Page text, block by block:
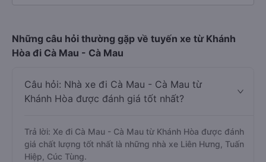
Những câu hỏi thường gặp về tuyến xe từ Khánh
Hòa đi Cà Mau - Cà Mau
Câu hỏi: Nhà xe đi Cà Mau - Cà Mau từ
Khánh Hòa được đánh giá tốt nhất?
Trả lời: Xe đi Cà Mau - Cà Mau từ Khánh Hòa được đánh
giá chất lượng tốt nhất là những nhà xe Liên Hưng, Tuấn
Hiệp, Cúc Tùng.